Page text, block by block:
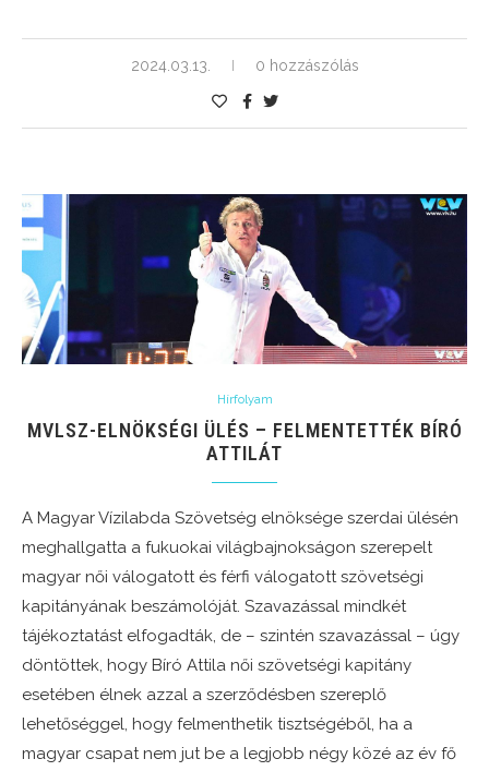
2024.03.13. 0 hozzászólás
Hírfolyam
MVLSZ-ELNÖKSÉGI ÜLÉS – FELMENTETTÉK BÍRÓ
ATTILÁT
A Magyar Vízilabda Szövetség elnöksége szerdai ülésén
meghallgatta a fukuokai világbajnokságon szerepelt
magyar női válogatott és férfi válogatott szövetségi
kapitányának beszámolóját. Szavazással mindkét
tájékoztatást elfogadták, de – szintén szavazással – úgy
döntöttek, hogy Bíró Attila női szövetségi kapitány
esetében élnek azzal a szerződésben szereplő
lehetőséggel, hogy felmenthetik tisztségéből, ha a
magyar csapat nem jut be a legjobb négy közé az év fő